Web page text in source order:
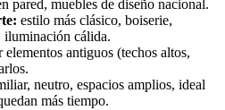
pared, muebles de diseño nacional.
estilo más clásico, boiserie,
iluminación cálida.
elementos antiguos (techos altos,
neutro, espacios amplios, ideal
más tiempo.